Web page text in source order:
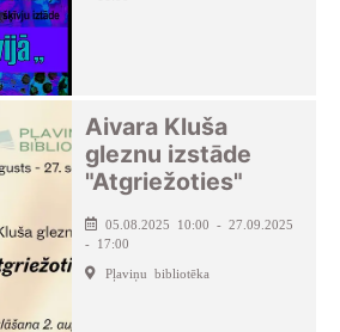
Aivara Kluša
gleznu izstāde
"Atgriežoties"
05.08.2025 10:00 - 27.09.2025
- 17:00
Pļaviņu bibliotēka